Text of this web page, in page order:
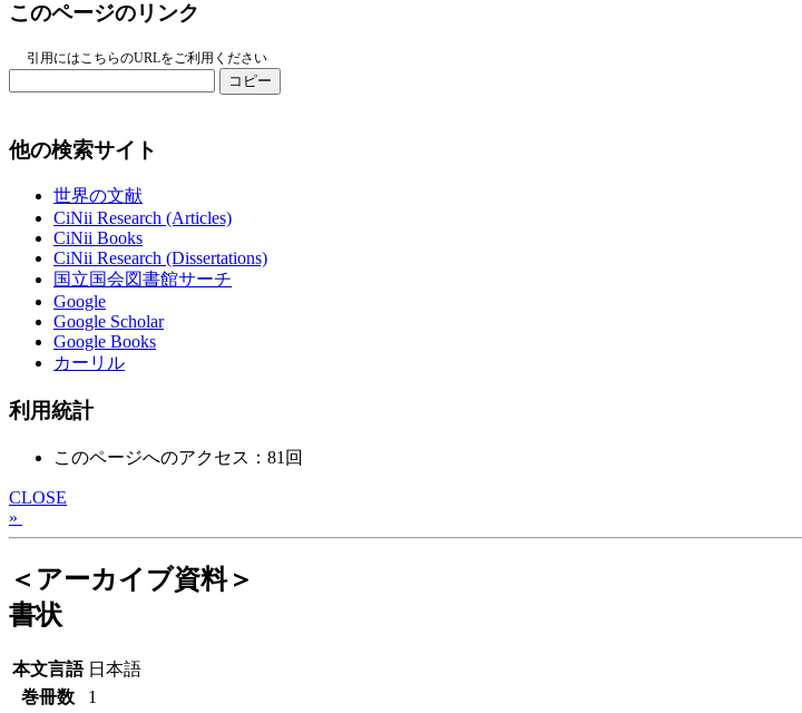
このページのリンク
引用にはこちらのURLをご利用ください
コピー
他の検索サイト
世界の文献
CiNii Research (Articles)
CiNii Books
CiNii Research (Dissertations)
国立国会図書館サーチ
Google
Google Scholar
Google Books
カーリル
利用統計
このページへのアクセス：81回
CLOSE
»
＜アーカイブ資料＞
書状
本文言語 日本語
巻冊数
1